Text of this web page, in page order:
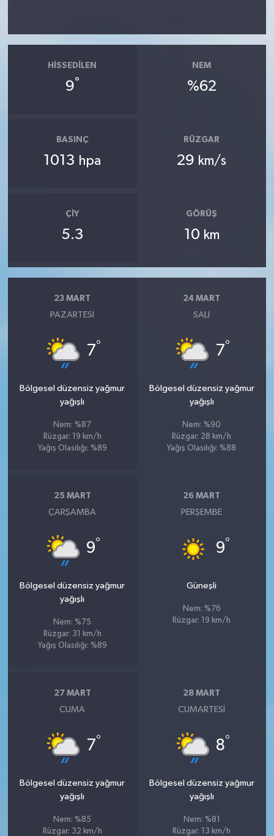
HISSEDILEN
9°
NEM
%62
BASINÇ
1013 hpa
RÜZGAR
29 km/s
ÇIY
5.3
GÖRÜŞ
10 km
23 MART
PAZARTESI
7°
Bölgesel düzensiz yağmur
yağışlı
Nem: %87
Rüzgar: 19 km/h
Yağış Olasılığı: %89
24 MART
SALI
7°
Bölgesel düzensiz yağmur
yağışlı
Nem: %90
Rüzgar: 28 km/h
Yağış Olasılığı: %88
25 MART
ÇARŞAMBA
9°
Bölgesel düzensiz yağmur
yağışlı
Nem: %75
Rüzgar: 31 km/h
Yağış Olasılığı: %89
26 MART
PERŞEMBE
9°
Güneşli
Nem: %76
Rüzgar: 19 km/h
27 MART
CUMA
7°
Bölgesel düzensiz yağmur
yağışlı
Nem: %85
Rüzgar: 32 km/h
28 MART
CUMARTESI
8°
Bölgesel düzensiz yağmur
yağışlı
Nem: %81
Rüzgar: 13 km/h